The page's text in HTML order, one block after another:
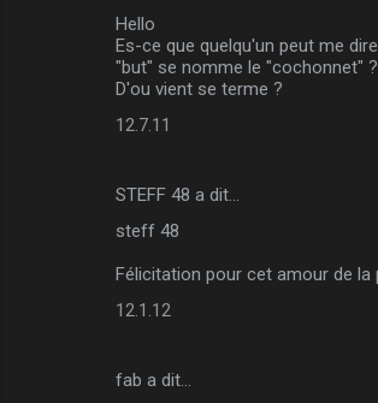
Hello
Es-ce que quelqu'un peut me
"but" se nomme le "cochonnet" ?
D'ou vient se terme ?
12.7.11
STEFF 48 a dit…
steff 48
Félicitation pour cet amour de la
12.1.12
fab a dit…